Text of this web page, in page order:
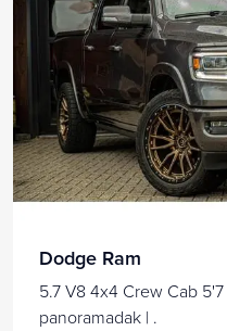
Dodge Ram
5.7 V8 4x4 Crew Cab
panoramadak | .